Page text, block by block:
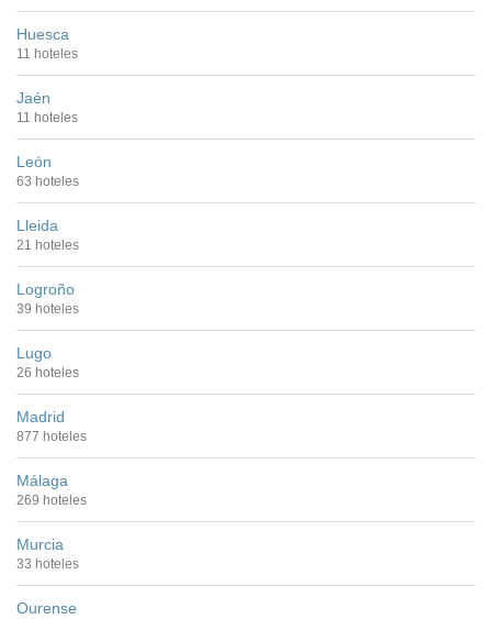
Huesca
11 hoteles
Jaén
11 hoteles
León
63 hoteles
Lleida
21 hoteles
Logroño
39 hoteles
Lugo
26 hoteles
Madrid
877 hoteles
Málaga
269 hoteles
Murcia
33 hoteles
Ourense